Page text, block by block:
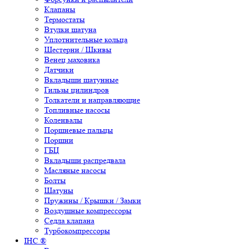
Клапаны
Термостаты
Втулки шатуна
Уплотнительные кольца
Шестерни / Шкивы
Венец маховика
Датчики
Вкладыши шатунные
Гильзы цилиндров
Толкатели и направляющие
Топливные насосы
Коленвалы
Поршневые пальцы
Поршни
ГБЦ
Вкладыши распредвала
Масляные насосы
Болты
Шатуны
Пружины / Крышки / Замки
Воздушные компрессоры
Седла клапана
Турбокомпрессоры
IHC ®